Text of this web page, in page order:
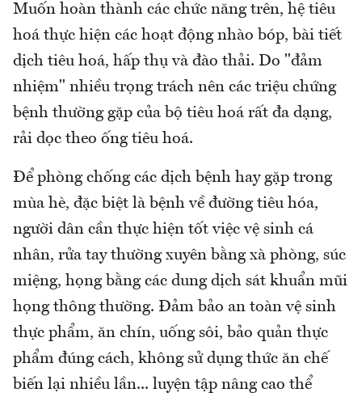
Muốn hoàn thành các chức năng trên, hệ tiêu
hoá thực hiện các hoạt động nhào bóp, bài tiết
dịch tiêu hoá, hấp thụ và đào thải. Do "đảm
nhiệm" nhiều trọng trách nên các triệu chứng
bệnh thường gặp của bộ tiêu hoá rất đa dạng,
rải dọc theo ống tiêu hoá.
Để phòng chống các dịch bệnh hay gặp trong
mùa hè, đặc biệt là bệnh về đường tiêu hóa,
người dân cần thực hiện tốt việc vệ sinh cá
nhân, rửa tay thường xuyên bằng xà phòng, súc
miệng, họng bằng các dung dịch sát khuẩn mũi
họng thông thường. Đảm bảo an toàn vệ sinh
thực phẩm, ăn chín, uống sôi, bảo quản thực
phẩm đúng cách, không sử dụng thức ăn chế
biến lại nhiều lần... luyện tập nâng cao thể